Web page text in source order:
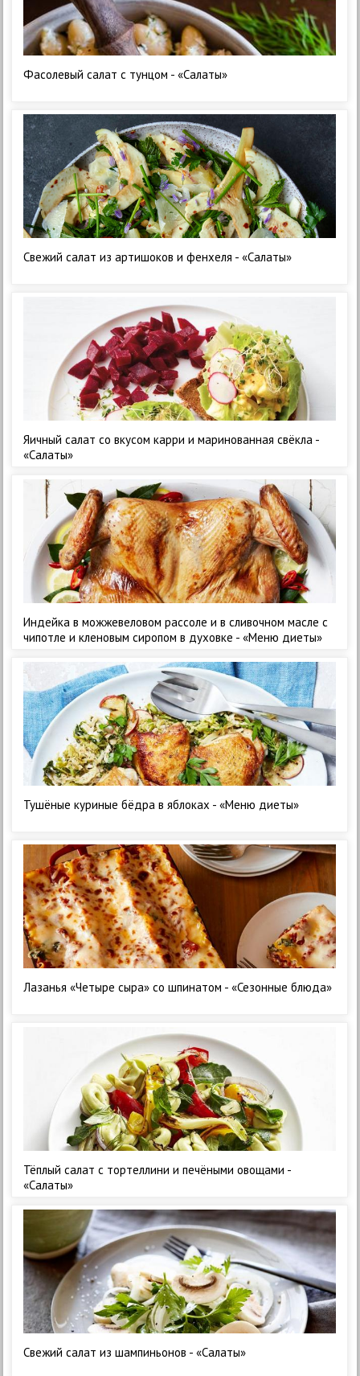
Фасолевый салат с тунцом - «Салаты»
Свежий салат из артишоков и фенхеля - «Салаты»
Яичный салат со вкусом карри и маринованная свёкла -
«Салаты»
Индейка в можжевеловом рассоле и в сливочном масле с
чипотле и кленовым сиропом в духовке - «Меню диеты»
Тушёные куриные бёдра в яблоках - «Меню диеты»
Лазанья «Четыре сыра» со шпинатом - «Сезонные блюда»
Тёплый салат с тортеллини и печёными овощами -
«Салаты»
Свежий салат из шампиньонов - «Салаты»